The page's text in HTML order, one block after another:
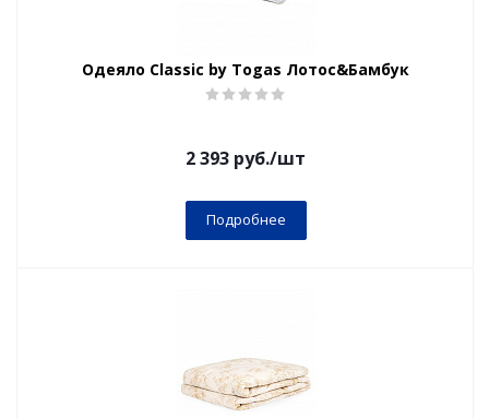
Одеяло Classic by Togas Лотос&Бамбук
2 393 руб./шт
Подробнее